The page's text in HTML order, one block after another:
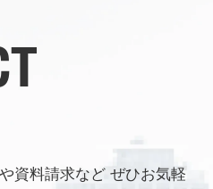
資料請求などぜひお気軽